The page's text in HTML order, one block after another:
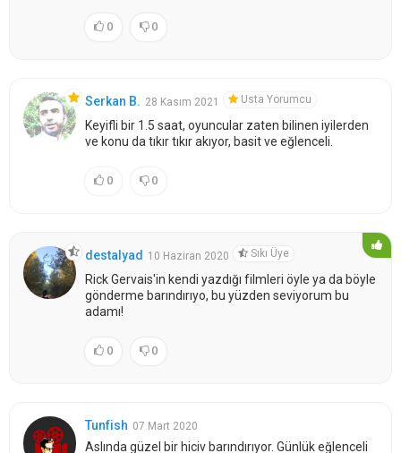
0 0
Serkan B. 28 Kasım 2021 Usta Yorumcu
Keyifli bir 1.5 saat, oyuncular zaten bilinen iyilerden
ve konu da tıkır tıkır akıyor, basit ve eğlenceli.
0 0
destalyad 10 Haziran 2020 Sıkı Üye
Rick Gervais'in kendi yazdığı filmleri öyle ya da böyle
gönderme barındırıyo, bu yüzden seviyorum bu
adamı!
0 0
Tunfish 07 Mart 2020
Aslında güzel bir hiciv barındırıyor. Günlük eğlenceli